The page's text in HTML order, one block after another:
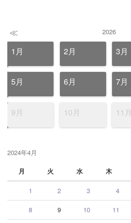
≪ 2026
1月 2月 3月
5月 6月 7月
9月 10月 11月
2024年4月
月
火 水 木
1 2 3 4
8 9 10 11